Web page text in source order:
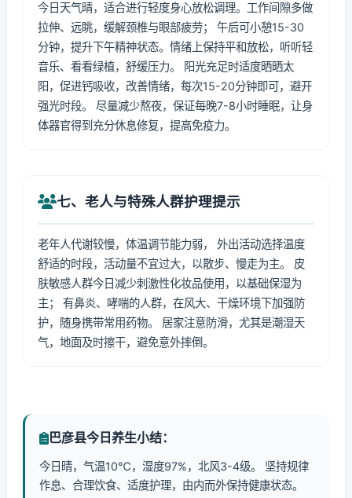
今日天气晴，适合进行轻度身心放松调理。工作间隙多做
拉伸、远眺，缓解颈椎与眼部疲劳； 午后可小憩15-30
分钟，提升下午精神状态。情绪上保持平和放松，听听轻
音乐、看看绿植，舒缓压力。 阳光充足时适度晒晒太
阳，促进钙吸收，改善情绪，每次15-20分钟即可，避开
强光时段。 尽量减少熬夜，保证每晚7-8小时睡眠，让身
体器官得到充分休息修复，提高免疫力。
七、老人与特殊人群护理提示
老年人代谢较慢，体温调节能力弱， 外出活动选择温度
舒适的时段，活动量不宜过大，以散步、慢走为主。 皮
肤敏感人群今日减少刺激性化妆品使用，以基础保湿为
主； 有鼻炎、哮喘的人群，在风大、干燥环境下加强防
护，随身携带常用药物。 居家注意防滑，尤其是潮湿天
气，地面及时擦干，避免意外摔倒。
巴彦县今日养生小结：
今日晴，气温10℃，湿度97%，北风3-4级。 坚持规律
作息、合理饮食、适度护理，由内而外保持健康状态。